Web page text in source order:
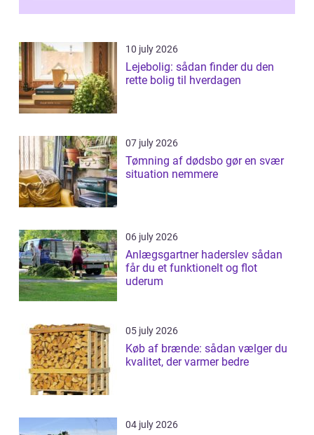
10 july 2026
Lejebolig: sådan finder du den
rette bolig til hverdagen
07 july 2026
Tømning af dødsbo gør en svær
situation nemmere
06 july 2026
Anlægsgartner haderslev sådan
får du et funktionelt og flot
uderum
05 july 2026
Køb af brænde: sådan vælger du
kvalitet, der varmer bedre
04 july 2026